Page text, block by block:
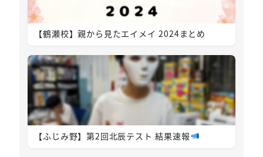
【鶴瀬校】親から見たエイメイ 2024まとめ
【ふじみ野】第2回北辰テスト 結果速報